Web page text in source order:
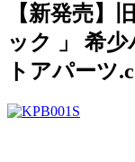
【新発売】
ック 」 希
トアパーツ